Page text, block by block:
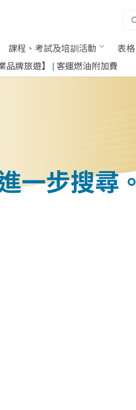
課程、考試及培訓活動 表格
品牌旅遊】
​ | 客運燃油附加費
一步搜尋。